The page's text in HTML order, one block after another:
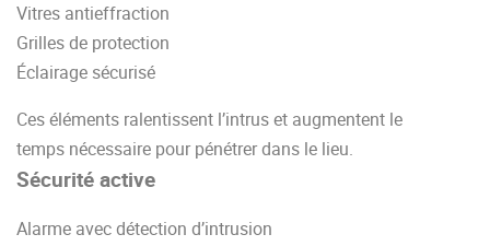
Vitres antieffraction
Grilles de protection
Éclairage sécurisé
Ces éléments ralentissent l’intrus et augmentent le
temps nécessaire pour pénétrer dans le lieu.
Sécurité active
Alarme avec détection d’intrusion